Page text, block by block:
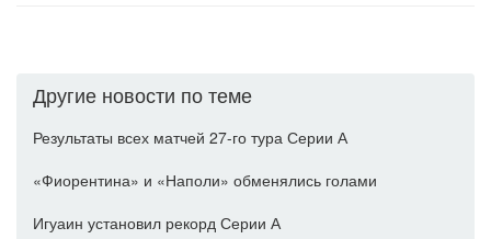
Другие новости по теме
Результаты всех матчей 27-го тура Серии А
«Фиорентина» и «Наполи» обменялись голами
Игуаин установил рекорд Серии А